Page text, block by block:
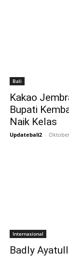
Bali
Kakao
Bupati
Naik Kelas
Updatebali2 -
Internasional
Badly